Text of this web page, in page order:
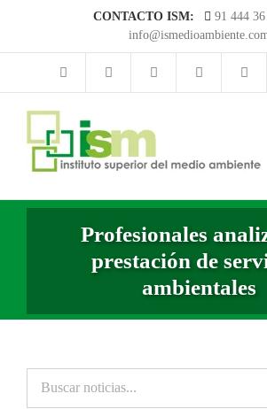
CONTACTO ISM: 91 444
Profesionales
prestación de
ambientales
noticias...